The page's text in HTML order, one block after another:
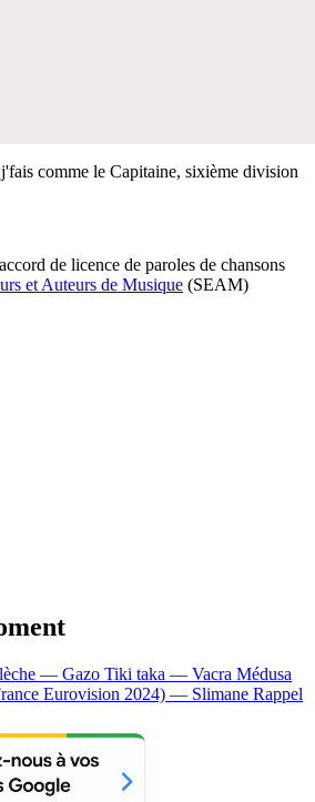
comme le Capitaine, sixième division
de licence de paroles de chansons
et Auteurs de Musique (SEAM)
— Gazo Tiki taka — Vacra Médusa
Eurovision 2024) — Slimane Rappel